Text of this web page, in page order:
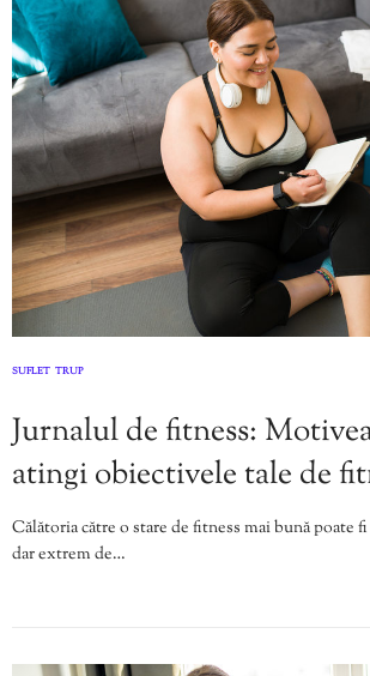
SUFLET TRUP
Jurnalul de fitness:
atingi obiectivele tale de
Călătoria către o stare de fitness mai bună poate
dar extrem de…